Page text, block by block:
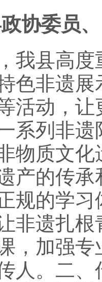
委员、
县高度
色非遗
等活动，
系列非
物质文
产的传
规的学
非遗扎
，加强
人。二、